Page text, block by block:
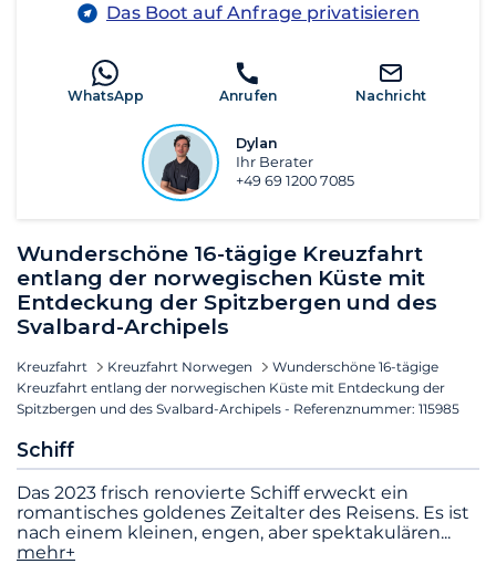
Wunderschöne 16-tägige Kreuzfahrt
entlang der norwegischen Küste mit
Entdeckung der Spitzbergen und des
Svalbard-Archipels
Kreuzfahrt Kreuzfahrt Norwegen
Wunderschöne 16-tägige
Kreuzfahrt entlang der norwegischen Küste mit Entdeckung der
Spitzbergen und des Svalbard-Archipels - Referenznummer: 115985
Schiff
Das 2023 frisch renovierte Schiff erweckt ein
romantisches goldenes Zeitalter des Reisens. Es ist
nach einem kleinen, engen, aber spektakulären...
mehr+
Das Boot auf Anfrage privatisieren
WhatsApp Anrufen Nachricht
Dylan
Ihr Berater
+49 69 1200 7085